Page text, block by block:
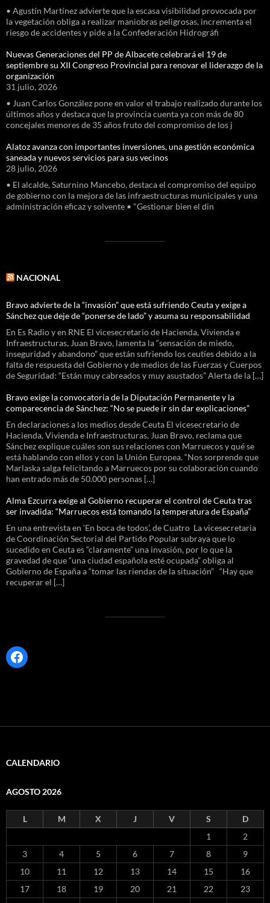
• Agustín Martínez advierte que la escasa visibilidad provocada por
la vegetación obliga a realizar maniobras peligrosas, incrementa el
riesgo de accidentes y pide a la Confederación Hidrográfi
Nuevas Generaciones del PP de Albacete celebrará el 19 de
septiembre su XII Congreso Provincial para renovar el liderazgo de la
organización
31 julio, 2026
• Juan Carlos González pone en valor el trabajo realizado durante los
últimos años y destaca que la provincia cuenta ya con más de 80
concejales menores de 35 años fruto del compromiso de los j
Alatoz avanza con importantes inversiones, una gestión económica
saneada y nuevos servicios para sus vecinos
28 julio, 2026
• El alcalde, Saturnino Mancebo, destaca el compromiso del equipo
de gobierno con la mejora de las infraestructuras municipales y una
administración eficaz y solvente • "Gestionar bien el din
NACIONAL
Bravo advierte de la “invasión” que está sufriendo Ceuta y exige a
Sánchez que deje de “ponerse de lado” y asuma su responsabilidad
En Es Radio y en RNE El vicesecretario de Hacienda, Vivienda e
Infraestructuras, Juan Bravo, lamenta la “sensación de miedo,
inseguridad y abandono” que están sufriendo los ceutíes debido a la
falta de respuesta del Gobierno y de medios de las Fuerzas y Cuerpos
de Seguridad: “Están muy cabreados y muy asustados” Alerta de la […]
Bravo exige la convocatoria de la Diputación Permanente y la
comparecencia de Sánchez: “No se puede ir sin dar explicaciones”
En declaraciones a los medios desde Ceuta El vicesecretario de
Hacienda, Vivienda e Infraestructuras, Juan Bravo, reclama que
Sánchez explique cuáles son sus relaciones con Marruecos y qué se
está hablando con ellos y con la Unión Europea. “Nos sorprende que
Marlaska salga felicitando a Marruecos por su colaboración cuando
han entrado más de 50.000 personas […]
Alma Ezcurra exige al Gobierno recuperar el control de Ceuta tras
ser invadida: “Marruecos está tomando la temperatura de España”
En una entrevista en ‘En boca de todos’, de Cuatro La vicesecretaria
de Coordinación Sectorial del Partido Popular subraya que lo
sucedido en Ceuta es “claramente” una invasión, por lo que la
gravedad de que “una ciudad española esté ocupada” obliga al
Gobierno de España a “tomar las riendas de la situación” “Hay que
recuperar el […]
Facebook
CALENDARIO
AGOSTO 2026
L M X J V S
D
1
2
3
4 5 6 7 8
9
10
11 12 13 14 15
16
17
18 19 20 21 22
23